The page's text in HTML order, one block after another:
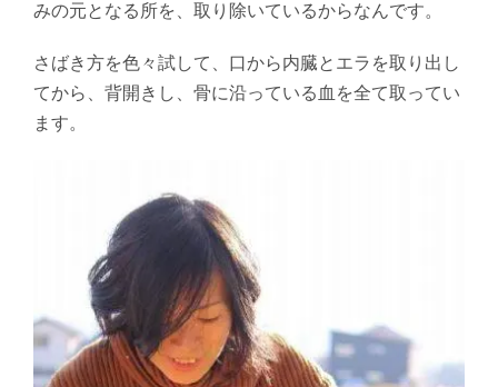
みの元となる所を、取り除いているからなんです。
さばき方を色々試して、口から内臓とエラを取り出し
てから、背開きし、骨に沿っている血を全て取ってい
ます。